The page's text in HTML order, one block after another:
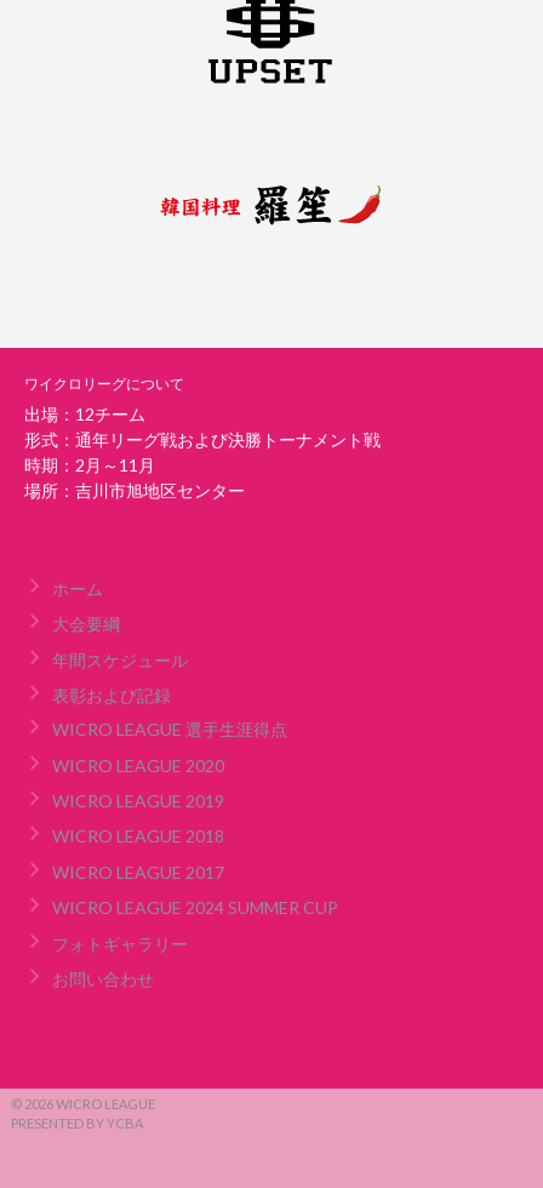
ワイクロリーグについて
出場：12チーム
形式：通年リーグ戦および決勝トーナメント戦
時期：2月～11月
場所：吉川市旭地区センター
ホーム
大会要綱
年間スケジュール
表彰および記録
WICRO LEAGUE 選手生涯得点
WICRO LEAGUE 2020
WICRO LEAGUE 2019
WICRO LEAGUE 2018
WICRO LEAGUE 2017
WICRO LEAGUE 2024 SUMMER CUP
フォトギャラリー
お問い合わせ
© 2026 WICRO LEAGUE
PRESENTED BY YCBA